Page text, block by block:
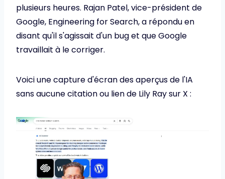
plusieurs heures. Rajan Patel, vice-président de
Google, Engineering for Search, a répondu en
disant qu'il s'agissait d'un bug et que Google
travaillait à le corriger.
Voici une capture d'écran des aperçus de l'IA
sans aucune citation ou lien de Lily Ray sur X :